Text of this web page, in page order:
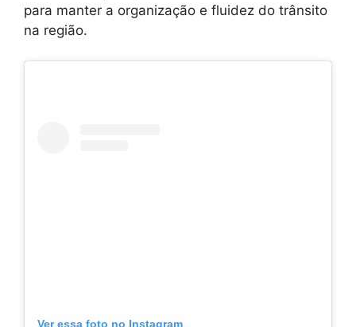
para manter a organização e fluidez do trânsito
na região.
Ver essa foto no Instagram